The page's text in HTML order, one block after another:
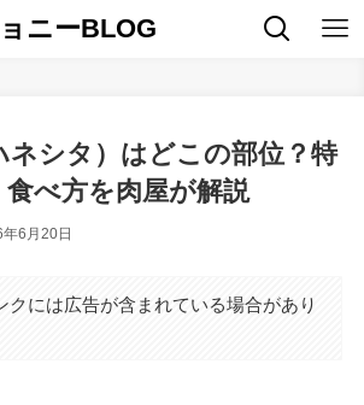
ニーBLOG
ネシタ）はどこの部位？特
べ方を肉屋が解説
6月20日
クには広告が含まれている場合があり